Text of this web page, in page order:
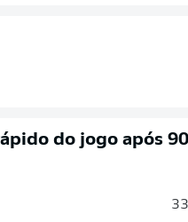
do jogo após 90